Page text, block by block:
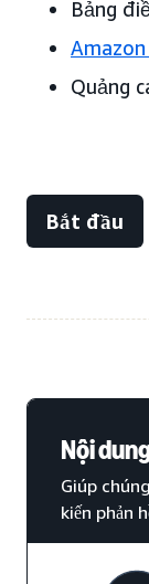
Bảng
Amazon
Quảng
Bắt đầu
Nội
Giúp
kiến phản